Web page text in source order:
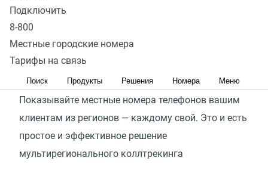
Подключить
8-800
Местные городские номера
Тарифы на связь
Поиск Продукты Решения Номера Меню
Работаете по всей России или только собираетесь
выходить в регионы? Используйте функционал
мультирегионального коллтрекинга по максимуму
Ближе к клиенту
Показывайте местные номера телефонов вашим
клиентам из регионов — каждому свой. Это и есть
простое и эффективное решение
мультирегионального коллтрекинга